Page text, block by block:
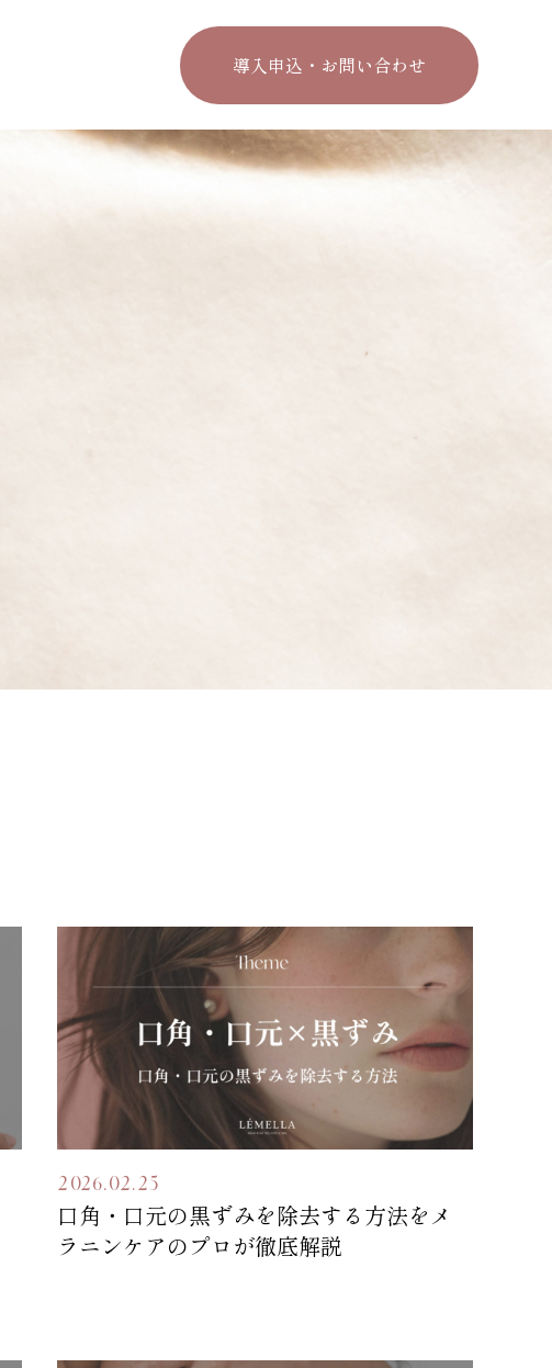
導入申込・お問い合わせ
2026.02.25
口角・口元の黒ずみを除去する方法をメ
ラニンケアのプロが徹底解説